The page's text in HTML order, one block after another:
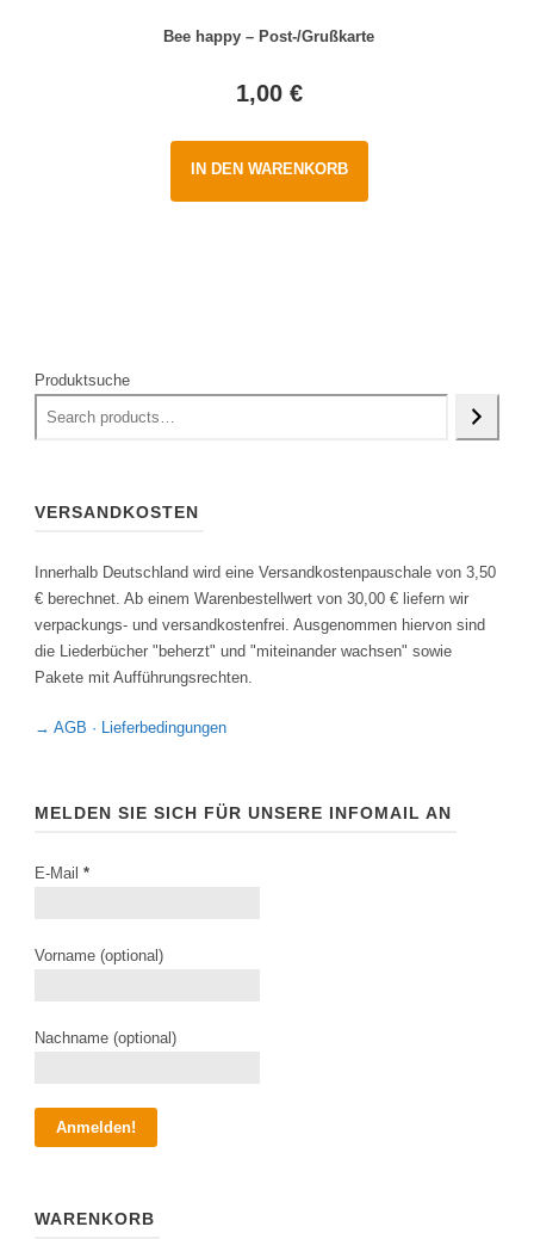
Bee happy – Post-/Grußkarte
1,00 €
IN DEN WARENKORB
Produktsuche
VERSANDKOSTEN
Innerhalb Deutschland wird eine Versandkostenpauschale von 3,50
€ berechnet. Ab einem Warenbestellwert von 30,00 € liefern wir
verpackungs- und versandkostenfrei. Ausgenommen hiervon sind
die Liederbücher "beherzt" und "miteinander wachsen" sowie
Pakete mit Aufführungsrechten.
→ AGB · Lieferbedingungen
MELDEN SIE SICH FÜR UNSERE INFOMAIL AN
E-Mail *
Vorname (optional)
Nachname (optional)
WARENKORB